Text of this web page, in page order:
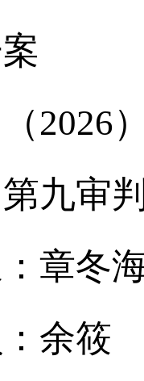
2026
九审
章冬
余筱